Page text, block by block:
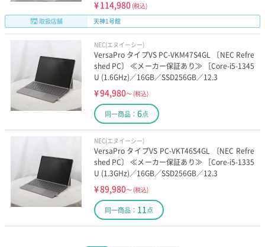
¥114,980 (税込)
取扱店舗
天神1号館
NEC(エヌイーシー)
VersaPro タイプVS PC-VKM47S4GL 〔NEC Refre
shed PC〕 ≪メーカー保証あり≫ ［Core-i5-1345
U (1.6GHz)／16GB／SSD256GB／12.3
¥94,980～ (税込)
同一商品： 6点
NEC(エヌイーシー)
VersaPro タイプVS PC-VKT46S4GL 〔NEC Refre
shed PC〕 ≪メーカー保証あり≫ ［Core-i5-1335
U (1.3GHz)／16GB／SSD256GB／12.3
¥89,980～ (税込)
同一商品： 11点